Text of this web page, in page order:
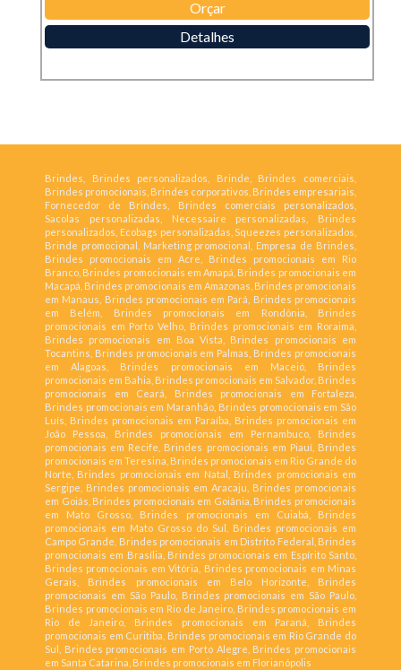
Orçar
Detalhes
Brindes, Brindes personalizados, Brinde, Brindes comerciais,
Brindes promocionais, Brindes corporativos, Brindes empresariais,
Fornecedor de Brindes, Brindes comerciais personalizados,
Sacolas personalizadas, Necessaire personalizadas, Brindes
personalizados, Ecobags personalizadas, Squeezes personalizados,
Brinde promocional, Marketing promocional, Empresa de Brindes,
Brindes promocionais em Acre, Brindes promocionais em Rio
Branco, Brindes promocionais em Amapá, Brindes promocionais em
Macapá, Brindes promocionais em Amazonas, Brindes promocionais
em Manaus, Brindes promocionais em Pará, Brindes promocionais
em Belém, Brindes promocionais em Rondônia, Brindes
promocionais em Porto Velho, Brindes promocionais em Roraima,
Brindes promocionais em Boa Vista, Brindes promocionais em
Tocantins, Brindes promocionais em Palmas, Brindes promocionais
em Alagoas, Brindes promocionais em Maceió, Brindes
promocionais em Bahia, Brindes promocionais em Salvador, Brindes
promocionais em Ceará, Brindes promocionais em Fortaleza,
Brindes promocionais em Maranhão, Brindes promocionais em São
Luís, Brindes promocionais em Paraíba, Brindes promocionais em
João Pessoa, Brindes promocionais em Pernambuco, Brindes
promocionais em Recife, Brindes promocionais em Piauí, Brindes
promocionais em Teresina, Brindes promocionais em Rio Grande do
Norte, Brindes promocionais em Natal, Brindes promocionais em
Sergipe, Brindes promocionais em Aracaju, Brindes promocionais
em Goiás, Brindes promocionais em Goiânia, Brindes promocionais
em Mato Grosso, Brindes promocionais em Cuiabá, Brindes
promocionais em Mato Grosso do Sul, Brindes promocionais em
Campo Grande, Brindes promocionais em Distrito Federal, Brindes
promocionais em Brasília, Brindes promocionais em Espírito Santo,
Brindes promocionais em Vitória, Brindes promocionais em Minas
Gerais, Brindes promocionais em Belo Horizonte, Brindes
promocionais em São Paulo, Brindes promocionais em São Paulo,
Brindes promocionais em Rio de Janeiro, Brindes promocionais em
Rio de Janeiro, Brindes promocionais em Paraná, Brindes
promocionais em Curitiba, Brindes promocionais em Rio Grande do
Sul, Brindes promocionais em Porto Alegre, Brindes promocionais
em Santa Catarina, Brindes promocionais em Florianópolis